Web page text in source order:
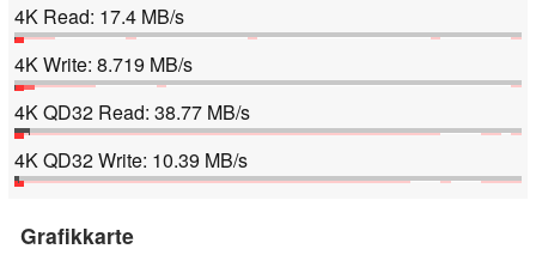
4K Read: 17.4 MB/s
4K Write: 8.719 MB/s
4K QD32 Read: 38.77 MB/s
4K QD32 Write: 10.39 MB/s
Grafikkarte